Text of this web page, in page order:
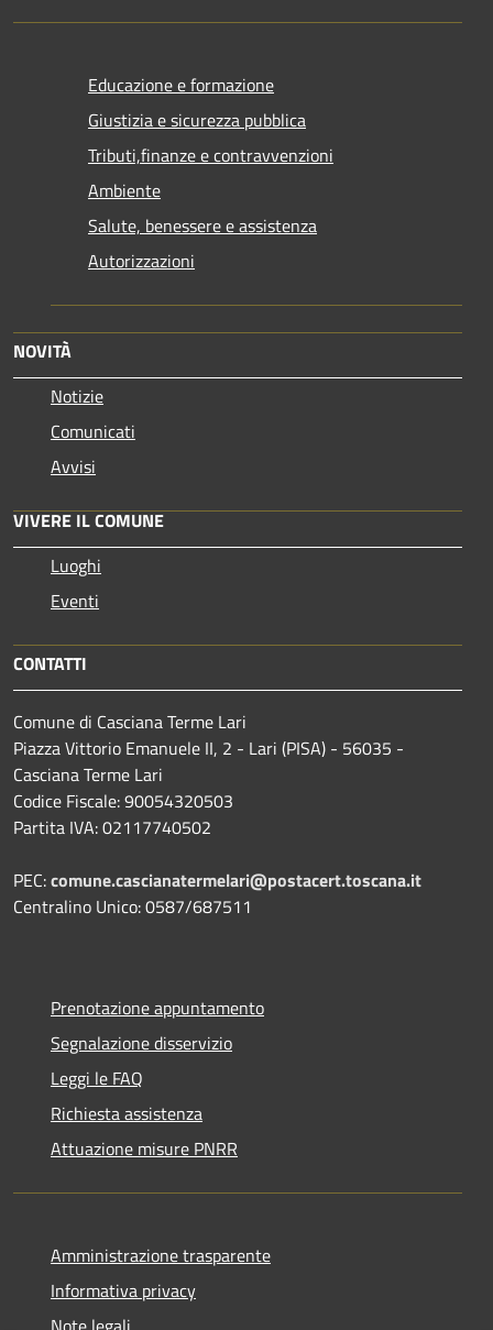
Educazione e formazione
Giustizia e sicurezza pubblica
Tributi,finanze e contravvenzioni
Ambiente
Salute, benessere e assistenza
Autorizzazioni
NOVITÀ
Notizie
Comunicati
Avvisi
VIVERE IL COMUNE
Luoghi
Eventi
CONTATTI
Comune di Casciana Terme Lari
Piazza Vittorio Emanuele II, 2 - Lari (PISA) - 56035 -
Casciana Terme Lari
Codice Fiscale: 90054320503
Partita IVA: 02117740502
PEC:comune.cascianatermelari@postacert.toscana.it
Centralino Unico: 0587/687511
Prenotazione appuntamento
Segnalazione disservizio
Leggi le FAQ
Richiesta assistenza
Attuazione misure PNRR
Amministrazione trasparente
Informativa privacy